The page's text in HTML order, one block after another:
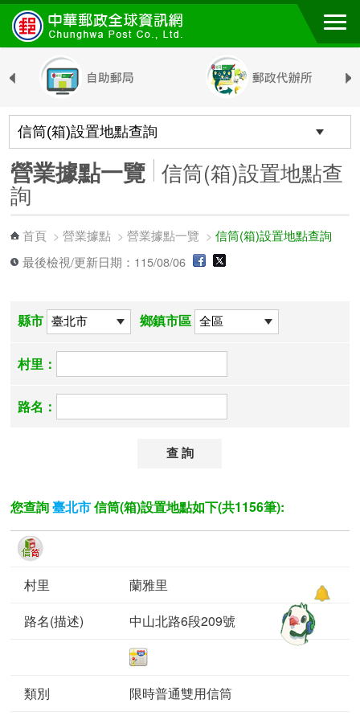
跳到主要內容區塊
營業據點一覽 信筒(箱)設置地點查
詢
首頁 >營業據點 >營業據點一覽 >信筒(箱)設置地點查詢
最後檢視/更新日期：115/08/06
縣市 鄉鎮市區
村里：
路名：
您查詢臺北市 信筒(箱)設置地點如下(共1156筆):
蘭雅里
中山北路6段209號
限時普通雙用信筒